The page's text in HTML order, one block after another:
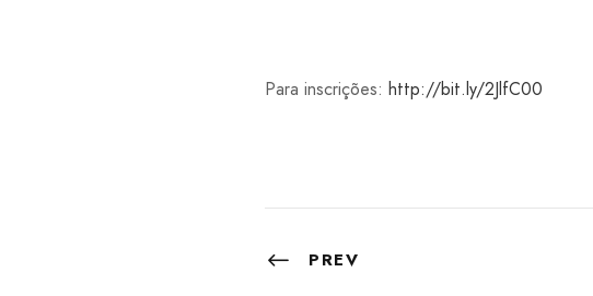
Para inscrições: http://bit.ly/2JlfC00
PREV